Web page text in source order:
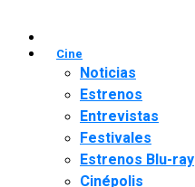
Cine
Noticias
Estrenos
Entrevistas
Festivales
Estrenos Blu-ray
Cinépolis